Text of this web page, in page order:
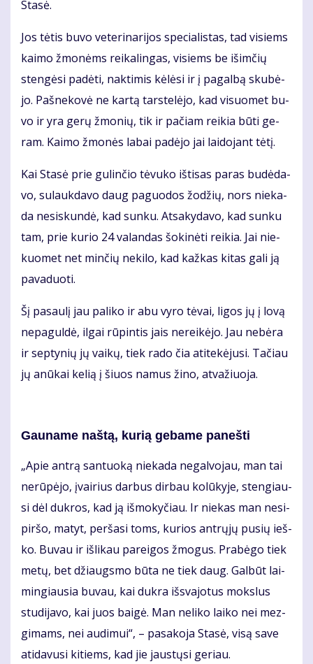
Sta­sė.
Jos tė­tis bu­vo ve­te­ri­na­ri­jos spe­cia­lis­tas, tad vi­siems
kai­mo žmo­nėms rei­ka­lin­gas, vi­siems be iš­im­čių
sten­gė­si pa­dė­ti, nak­ti­mis kė­lė­si ir į pa­gal­bą sku­bė­
jo. Pa­šne­ko­vė ne kar­tą tars­te­lė­jo, kad vi­suo­met bu­
vo ir yra ge­rų žmo­nių, tik ir pa­čiam rei­kia bū­ti ge­
ram. Kai­mo žmo­nės la­bai pa­dė­jo jai lai­do­jant tė­tį.
Kai Sta­sė prie gu­lin­čio tė­vu­ko iš­ti­sas pa­ras bu­dė­da­
vo, su­lauk­da­vo daug pa­guo­dos žo­džių, nors nie­ka­
da ne­si­skun­dė, kad sun­ku. At­sa­ky­da­vo, kad sun­ku
tam, prie ku­rio 24 va­lan­das šo­ki­nė­ti rei­kia. Jai nie­
kuo­met net min­čių ne­ki­lo, kad kaž­kas ki­tas ga­li ją
pa­va­duo­ti.
Šį pa­sau­lį jau pa­li­ko ir abu vy­ro tė­vai, li­gos jų į lo­vą
ne­pa­gul­dė, il­gai rū­pin­tis jais ne­rei­kė­jo. Jau ne­bė­ra
ir sep­ty­nių jų vai­kų, tiek ra­do čia ati­te­kė­ju­si. Ta­čiau
jų anū­kai ke­lią į šiuos na­mus ži­no, at­va­žiuo­ja.
Gau­na­me naš­tą, ku­rią ge­ba­me pa­neš­ti
„Apie an­trą san­tuo­ką nie­ka­da ne­gal­vo­jau, man tai
ne­rū­pė­jo, įvai­rius dar­bus dir­bau ko­lū­ky­je, sten­giau­
si dėl duk­ros, kad ją iš­mo­ky­čiau. Ir nie­kas man ne­si­
pir­šo, ma­tyt, per­ša­si toms, ku­rios ant­rų­jų pu­sių ieš­
ko. Bu­vau ir iš­li­kau pa­rei­gos žmo­gus. Pra­bė­go tiek
me­tų, bet džiaugs­mo bū­ta ne tiek daug. Gal­būt lai­
min­giau­sia bu­vau, kai duk­ra iš­sva­jo­tus moks­lus
stu­di­ja­vo, kai juos bai­gė. Man ne­li­ko lai­ko nei mez­
gi­mams, nei au­di­mui“, – pa­sa­ko­ja Sta­sė, vi­są sa­ve
ati­da­vu­si ki­tiems, kad jie jaus­tų­si ge­riau.